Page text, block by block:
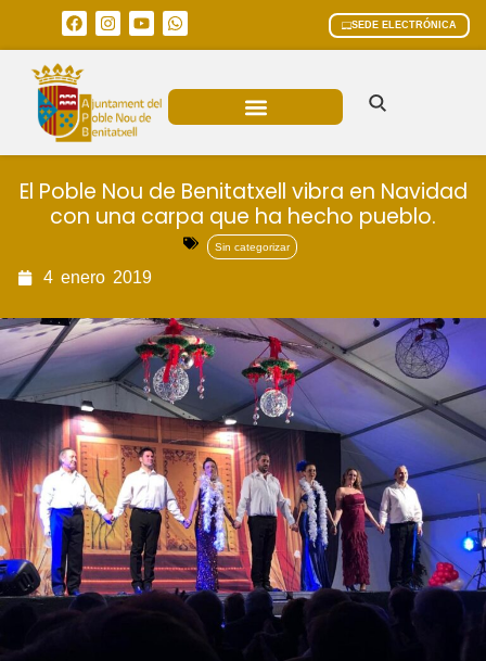
SEDE ELECTRÓNICA
El Poble Nou de Benitatxell vibra en Navidad
con una carpa que ha hecho pueblo.
Sin categorizar
4 enero 2019